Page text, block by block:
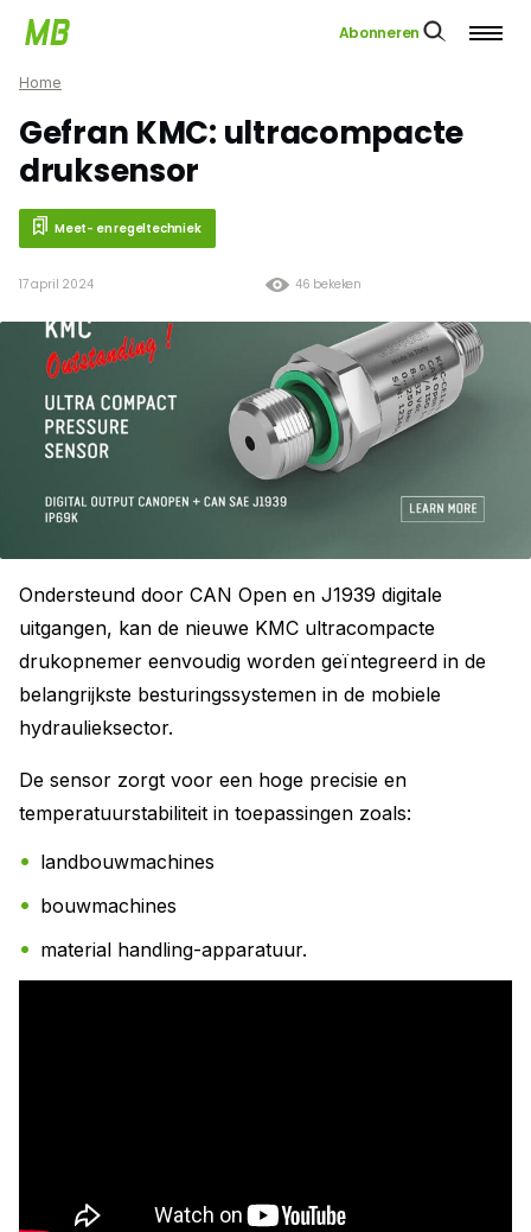
Abonneren
Home
Gefran KMC: ultracompacte
druksensor
Meet- en regeltechniek
46 bekeken
17 april 2024
Ondersteund door CAN Open en J1939 digitale
uitgangen, kan de nieuwe KMC ultracompacte
drukopnemer eenvoudig worden geïntegreerd in de
belangrijkste besturingssystemen in de mobiele
hydraulieksector.
De sensor zorgt voor een hoge precisie en
temperatuurstabiliteit in toepassingen zoals:
landbouwmachines
bouwmachines
material handling-apparatuur.